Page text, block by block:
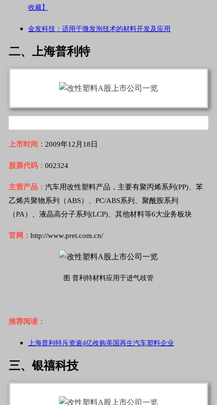
收藏】
金发科技：适用于微发泡技术的材料开发及应用
二、上海普利特
上市时间： 2009年12月18日
股票代码： 002324
主营产品： 汽车用改性塑料产品，主要有聚丙烯系列(PP)、苯
乙烯共聚物系列（ABS）、PC/ABS系列、聚酰胺系列
（PA）、液晶高分子系列(LCP)、其他材料等6大业务板块
官网： http://www.pret.com.cn/
图 普利特材料应用于进气歧管
推荐阅读：
上海普利特斥资逾4亿收购美国再生汽车塑料企业
三、银禧科技